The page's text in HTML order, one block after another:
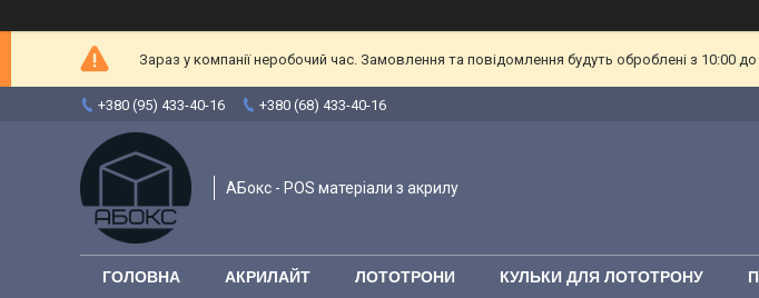
Зараз у компанії неробочий час. Замовлення та повідомлення будуть оброблені з 10:00
+380 (95) 433-40-16 +380 (68) 433-40-16
АБокс - POS матеріали з акрилу
ГОЛОВНА АКРИЛАЙТ ЛОТОТРОНИ КУЛЬКИ ДЛЯ ЛОТОТРОНУ